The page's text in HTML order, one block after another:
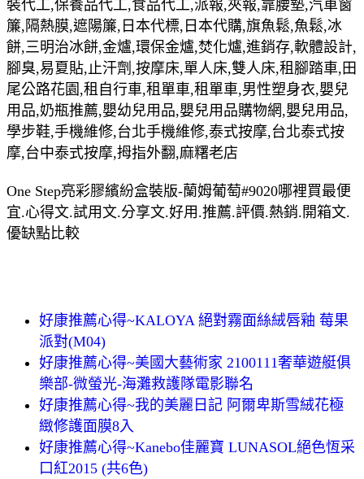
裝代工,保養品代工,食品代工,派報,夾報,靠腰墊,汽車窗
簾,隔熱膜,遮陽簾,日本代標,日本代購,旗魚鬆,魚鬆,冰
餅,三明治冰餅,金爐,環保金爐,焚化爐,進銷存,軟體設計,
腳臭,易夏貼,止汗劑,按摩床,單人床,雙人床,租腳踏車,田
尾公路花園,租自行車,租單車,租單車,男性塑身衣,嬰兒
用品,奶瓶推薦,嬰幼兒用品,嬰兒用品購物網,嬰兒用品,
學步鞋,手機維修,台北手機維修,泰式按摩,台北泰式按
摩,台中泰式按摩,拇指外翻,麻糬老店
One Step亮彩膠繽紛盒裝版-蘭姆葡萄#9020哪裡買最便
宜.心得文.試用文.分享文.好用.推薦.評價.熱銷.開箱文.
優缺點比較
好康推薦心得~KALOYA 絕對霧面絲絨唇釉 莓果
派對(M04)
好康推薦心得~美國大藝術家 2100111奢華遊艇俱
樂部-微螢光-海灘救護隊電影聯名
好康推薦心得~我的美麗日記 阿爾卑斯雪絨花極
緻修護面膜8入
好康推薦心得~Kanebo佳麗寶 LUNASOL絕色恆采
口紅2015 (共6色)